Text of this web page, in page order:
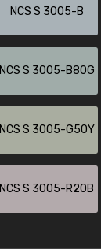
NCS S 3005-B
NCS S 3005-B80G
NCS S 3005-G50Y
NCS S 3005-R20B